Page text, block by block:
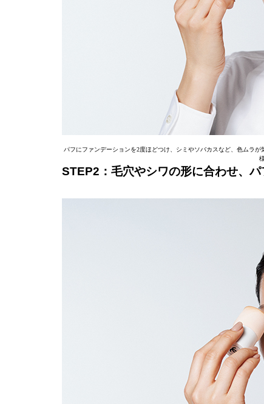
パフにファンデーションを2度ほどつけ、シミやソバカスなど、色ムラ
STEP2：毛穴やシワの形に合わせ、